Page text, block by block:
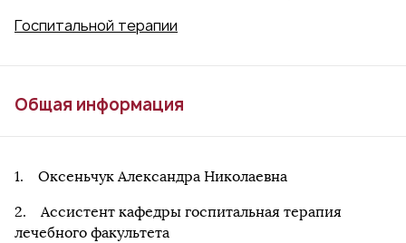
Госпитальной терапии
Общая информация
1. Оксеньчук Александра Николаевна
2. Ассистент кафедры госпитальная терапия
лечебного факультета